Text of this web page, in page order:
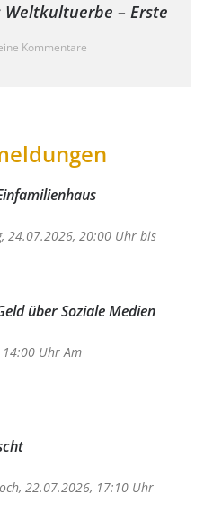
– Erste
Kommentare
24.07.2026, 20:00 Uhr bis
über Soziale Medien
Uhr Am
22.07.2026, 17:10 Uhr